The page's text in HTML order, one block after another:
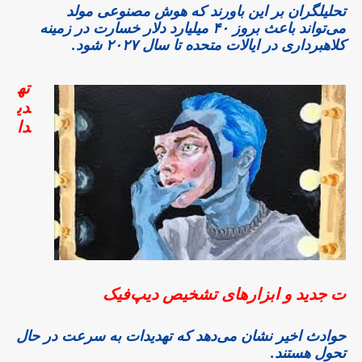
تحلیلگران بر این باورند که هوش مصنوعی مولد
می‌تواند باعث بروز ۴۰ میلیارد دلار خسارت در زمینه
کلاهبرداری در ایالات متحده تا سال ۲۰۲۷ شود.
ته
دی
دا
ت جدید و ابزارهای تشخیص دیپ‌فیک
حوادث اخیر نشان می‌دهد که تهدیدات به سرعت در حال
تحول هستند.